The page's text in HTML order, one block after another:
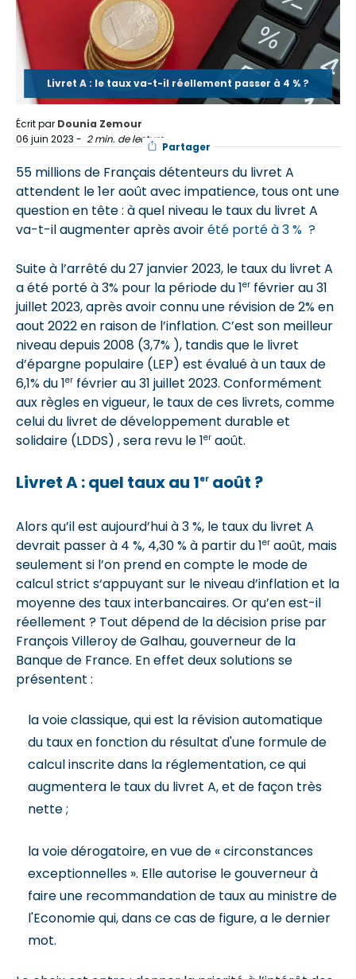
Livret A : le taux va-t-il réellement passer à 4 % ?
Écrit par Dounia Zemour
06 juin 2023 - 2 min. de lecture
Partager
55 millions de Français détenteurs du livret A
attendent le 1er août avec impatience, tous ont une
question en tête : à quel niveau le taux du livret A
va-t-il augmenter après avoirété porté à 3 % ?
Suite à l’arrêté du 27 janvier 2023, le taux du livret A
a été porté à 3% pour la période du 1er février au 31
juillet 2023, après avoir connu une révision de 2% en
aout 2022 en raison de l’inflation. C’est son meilleur
niveau depuis 2008 (3,7% ), tandis que le livret
d’épargne populaire (LEP) est évalué à un taux de
6,1% du 1er février au 31 juillet 2023. Conformément
aux règles en vigueur, le taux de ces livrets, comme
celui du livret de développement durable et
solidaire (LDDS) , sera revu le 1er août.
Livret A : quel taux au 1er août ?
Alors qu’il est aujourd’hui à 3 %, le taux du livret A
devrait passer à 4 %, 4,30 % à partir du 1er août, mais
seulement si l’on prend en compte le mode de
calcul strict s‘appuyant sur le niveau d’inflation et la
moyenne des taux interbancaires. Or qu’en est-il
réellement ? Tout dépend de la décision prise par
François Villeroy de Galhau, gouverneur de la
Banque de France. En effet deux solutions se
présentent :
la voie classique, qui est la révision automatique
du taux en fonction du résultat d'une formule de
calcul inscrite dans la réglementation, ce qui
augmentera le taux du livret A, et de façon très
nette ;
la voie dérogatoire, en vue de « circonstances
exceptionnelles ». Elle autorise le gouverneur à
faire une recommandation de taux au ministre de
l'Economie qui, dans ce cas de figure, a le dernier
mot.